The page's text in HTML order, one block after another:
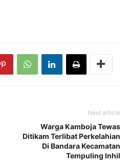
Next article
Warga Kamboja Tewas
Ditikam Terlibat Perkelahian
Di Bandara Kecamatan
Tempuling Inhil